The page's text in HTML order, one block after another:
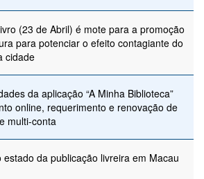
(23 de Abril) é mote para a promoção
para potenciar o efeito contagiante do
cidade
da aplicação “A Minha Biblioteca”
online, requerimento e renovação de
multi-conta
estado da publicação livreira em Macau